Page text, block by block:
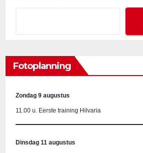
Fotoplanning
Zondag 9 augustus
11.00 u. Eerste training Hilvaria
Dinsdag 11 augustus